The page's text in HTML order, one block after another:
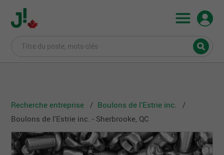
Recherche entreprise
Boulons de l'Estrie inc.
Boulons de l'Estrie inc. - Sherbrooke, QC